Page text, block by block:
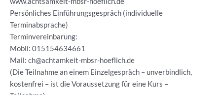
Persönliches Einführungsgespräch (individuelle
Terminabsprache)
Terminvereinbarung:
Mobil: 015154634661
Mail: ch@achtamkeit-mbsr-hoeflich.de
(Die Teilnahme an einem Einzelgespräch – unverbindlich,
kostenfrei – ist die Voraussetzung für eine Kurs –